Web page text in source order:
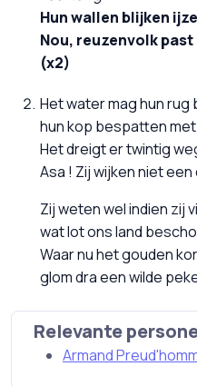
Hun wallen blijken
Nou, reuzenvolk
(x2)
Het water mag hun rug
hun kop bespatten met
Het dreigt er twintig
Asa ! Zij wijken niet een
Zij weten wel indien zij
wat lot ons land
Waar nu het gouden
glom dra een wilde
Relevante
Armand